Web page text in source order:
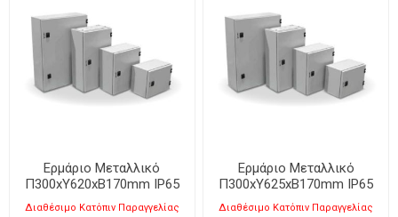
Ερμάριο Μεταλλικό
Π300xΥ620xΒ170mm IP65
KB 3062-2
Διαθέσιμο Κατόπιν Παραγγελίας
Ερμάριο Μεταλλικό
Π300xΥ625xΒ170mm IP65
KB 3062-1
Διαθέσιμο Κατόπιν Παραγγελίας